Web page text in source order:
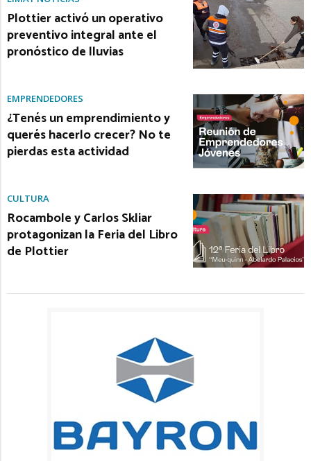
Plottier activó un operativo
preventivo integral ante el
pronóstico de lluvias
EMPRENDEDORES
¿Tenés un emprendimiento y
querés hacerlo crecer? No te
pierdas esta actividad
CULTURA
Rocambole y Carlos Skliar
protagonizan la Feria del Libro
de Plottier